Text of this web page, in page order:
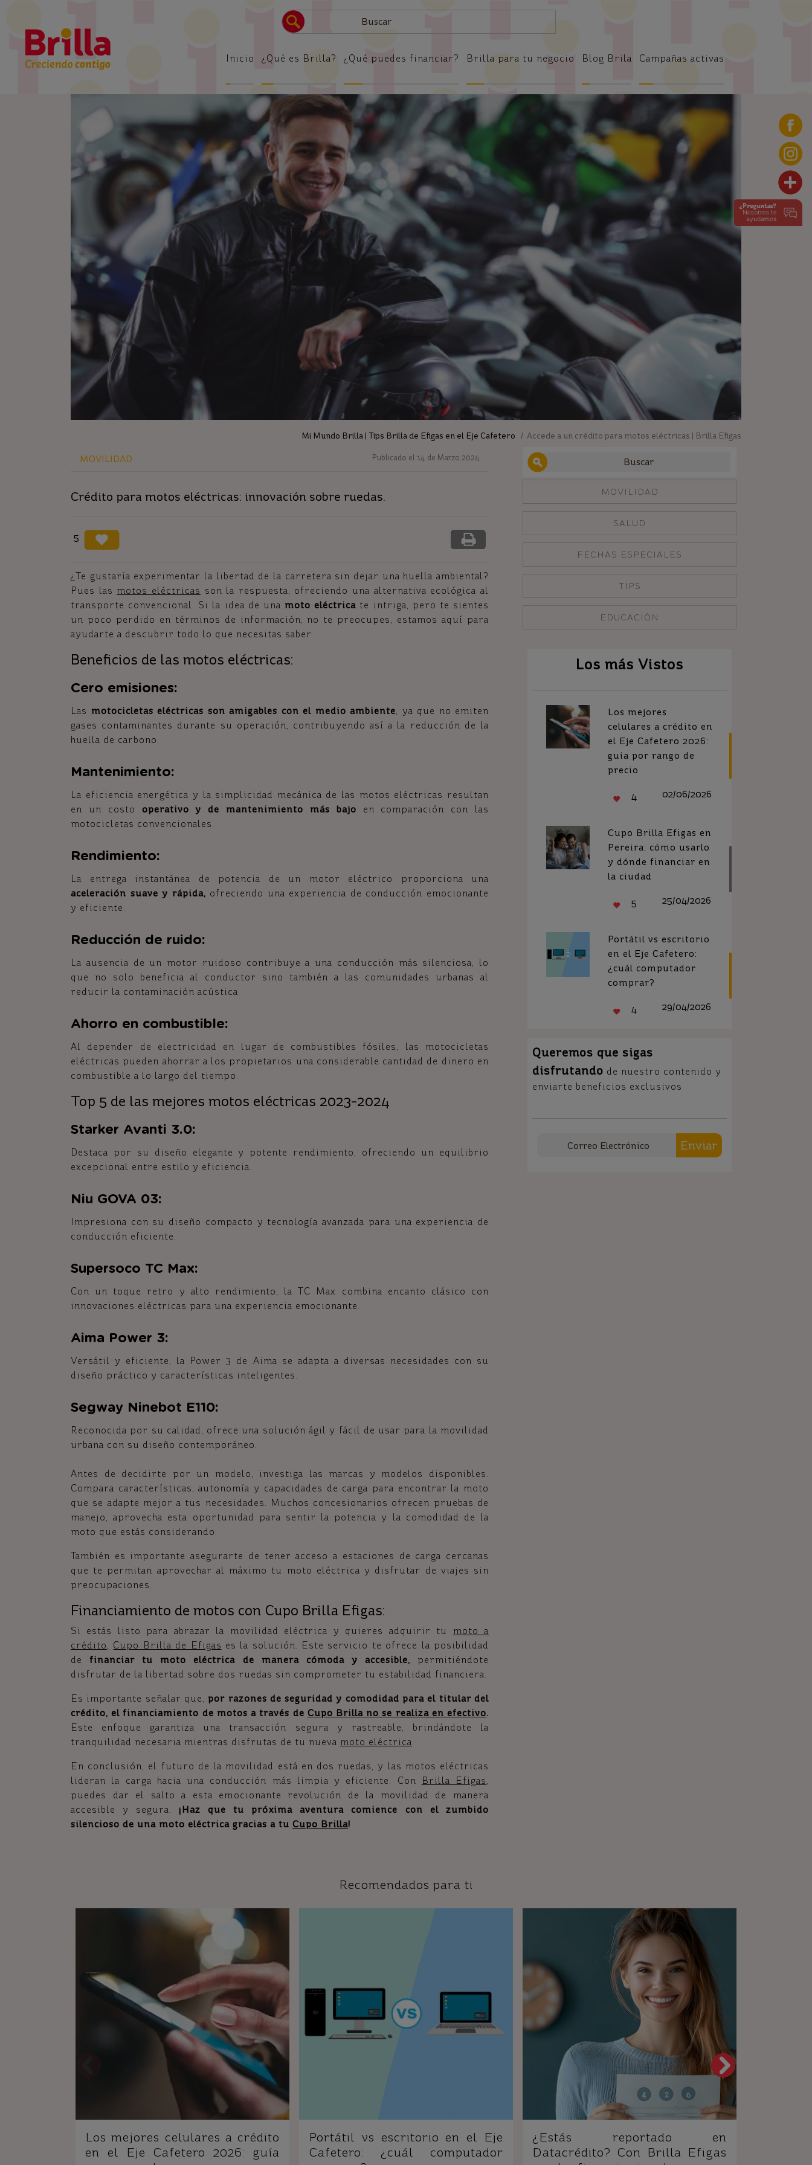
Inicio ¿Qué es Brilla? ¿Qué puedes financiar? Brilla para tu negocio Blog Brila Campañas activas
Brilla
Mi Mundo Brilla | Tips Brilla de Efigas en el Eje Cafetero / Accede a un crédito para motos eléctricas | Brilla Efigas
MOVILIDAD Publicado el 14 de Marzo 2024
Crédito para motos eléctricas: innovación sobre ruedas.
5
¿Te gustaría experimentar la libertad de la carretera sin dejar una huella ambiental?
Pues las motos eléctricas son la respuesta, ofreciendo una alternativa ecológica al
transporte convencional. Si la idea de una moto eléctrica te intriga, pero te sientes
un poco perdido en términos de información, no te preocupes, estamos aquí para
ayudarte a descubrir todo lo que necesitas saber.
Beneficios de las motos eléctricas:
Cero emisiones:
Las motocicletas eléctricas son amigables con el medio ambiente, ya que no emiten
gases contaminantes durante su operación, contribuyendo así a la reducción de la
huella de carbono.
Mantenimiento:
La eficiencia energética y la simplicidad mecánica de las motos eléctricas resultan
en un costo operativo y de mantenimiento más bajo en comparación con las
motocicletas convencionales.
Rendimiento:
La entrega instantánea de potencia de un motor eléctrico proporciona una
aceleración suave y rápida, ofreciendo una experiencia de conducción emocionante
y eficiente.
Reducción de ruido:
La ausencia de un motor ruidoso contribuye a una conducción más silenciosa, lo
que no solo beneficia al conductor sino también a las comunidades urbanas al
reducir la contaminación acústica.
Ahorro en combustible:
Al depender de electricidad en lugar de combustibles fósiles, las motocicletas
eléctricas pueden ahorrar a los propietarios una considerable cantidad de dinero en
combustible a lo largo del tiempo.
Top 5 de las mejores motos eléctricas 2023-2024
Starker Avanti 3.0:
Destaca por su diseño elegante y potente rendimiento, ofreciendo un equilibrio
excepcional entre estilo y eficiencia.
Niu GOVA 03:
Impresiona con su diseño compacto y tecnología avanzada para una experiencia de
conducción eficiente.
Supersoco TC Max:
Con un toque retro y alto rendimiento, la TC Max combina encanto clásico con
innovaciones eléctricas para una experiencia emocionante.
Aima Power 3:
Versátil y eficiente, la Power 3 de Aima se adapta a diversas necesidades con su
diseño práctico y características inteligentes.
Segway Ninebot E110:
Reconocida por su calidad, ofrece una solución ágil y fácil de usar para la movilidad
urbana con su diseño contemporáneo.
Antes de decidirte por un modelo, investiga las marcas y modelos disponibles.
Compara características, autonomía y capacidades de carga para encontrar la moto
que se adapte mejor a tus necesidades. Muchos concesionarios ofrecen pruebas de
manejo, aprovecha esta oportunidad para sentir la potencia y la comodidad de la
moto que estás considerando.
También es importante asegurarte de tener acceso a estaciones de carga cercanas
que te permitan aprovechar al máximo tu moto eléctrica y disfrutar de viajes sin
preocupaciones.
Financiamiento de motos con Cupo Brilla Efigas:
Si estás listo para abrazar la movilidad eléctrica y quieres adquirir tu moto a
crédito, Cupo Brilla de Efigas es la solución. Este servicio te ofrece la posibilidad
definanciar tu moto eléctrica de manera cómoda y accesible, permitiéndote
disfrutar de la libertad sobre dos ruedas sin comprometer tu estabilidad financiera.
Es importante señalar que, por razones de seguridad y comodidad para el titular del
crédito, el financiamiento de motos a través de Cupo Brilla no se realiza en efectivo.
Este enfoque garantiza una transacción segura y rastreable, brindándote la
tranquilidad necesaria mientras disfrutas de tu nueva moto eléctrica.
En conclusión, el futuro de la movilidad está en dos ruedas, y las motos eléctricas
lideran la carga hacia una conducción más limpia y eficiente. Con
Brilla Efigas,
puedes dar el salto a esta emocionante revolución de la movilidad de manera
accesible y segura.
¡Haz que tu próxima aventura comience con el zumbido
silencioso de una moto eléctrica gracias a tu Cupo Brilla!
MOVILIDAD
SALUD
FECHAS ESPECIALES
TIPS
EDUCACIÓN
Los más Vistos
Los mejores
celulares a crédito en
el Eje Cafetero 2026:
guía por rango de
precio
4 02/06/2026
Cupo Brilla Efigas en
Pereira: cómo usarlo
y dónde financiar en
la ciudad
5 25/04/2026
Portátil vs escritorio
en el Eje Cafetero:
¿cuál computador
comprar?
4 29/04/2026
Queremos que sigas
disfrutando de nuestro contenido y
enviarte beneficios exclusivos
Enviar
Recomendados para ti
Los mejores celulares a crédito
en el Eje Cafetero 2026: guía
Portátil vs escritorio en el Eje
Cafetero: ¿cuál computador
¿Estás reportado en
Datacrédito? Con Brilla Efigas